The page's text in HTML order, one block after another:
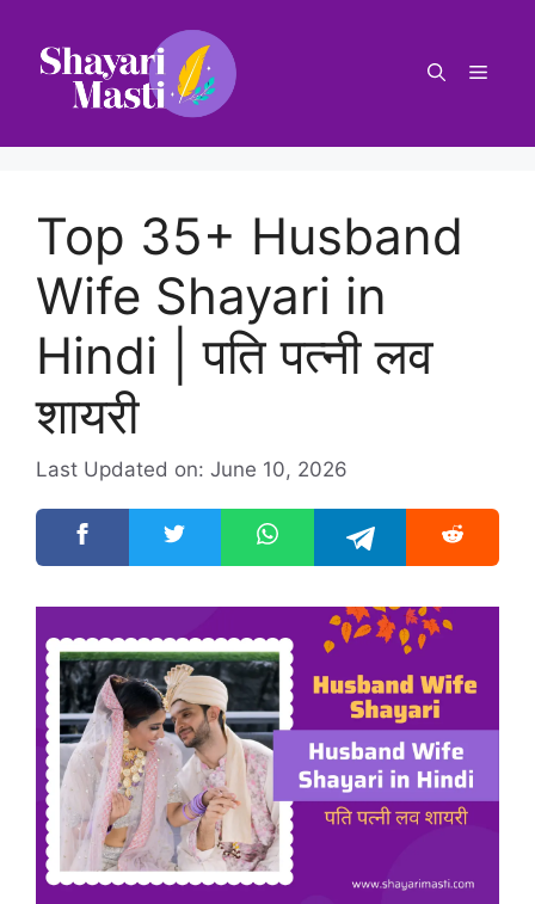
Top 35+ Husband
Wife Shayari in
Hindi | पति पत्‍नी लव
शायरी
Last Updated on: June 10, 2026